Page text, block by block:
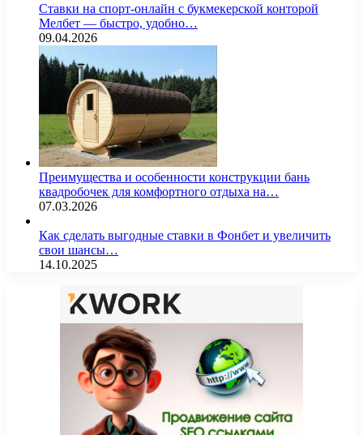
Ставки на спорт-онлайн с букмекерской конторой
Мелбет — быстро, удобно…
09.04.2026
Преимущества и особенности конструкции бань
квадробочек для комфортного отдыха на…
07.03.2026
Как сделать выгодные ставки в Фонбет и увеличить
свои шансы…
14.10.2025